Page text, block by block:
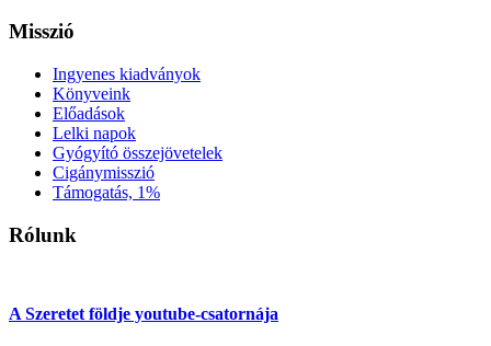
Misszió
Ingyenes kiadványok
Könyveink
Előadások
Lelki napok
Gyógyító összejövetelek
Cigánymisszió
Támogatás, 1%
Rólunk
A Szeretet földje youtube-csatornája